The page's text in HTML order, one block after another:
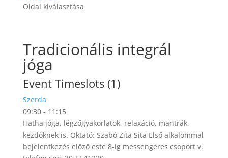
Oldal kiválasztása
Tradicionális integrál
jóga
Event Timeslots (1)
Szerda
09:30- 11:15
Hatha jóga, légzőgyakorlatok, relaxáció, mantrák,
kezdőknek is. Oktató: Szabó Zita Sita Első alkalommal
bejelentkezés előző este 8-ig messengeres csoport v.